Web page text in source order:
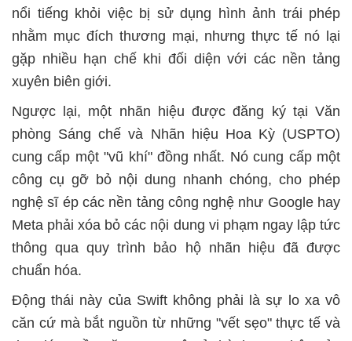
nổi tiếng khỏi việc bị sử dụng hình ảnh trái phép
nhằm mục đích thương mại, nhưng thực tế nó lại
gặp nhiều hạn chế khi đối diện với các nền tảng
xuyên biên giới.
Ngược lại, một nhãn hiệu được đăng ký tại Văn
phòng Sáng chế và Nhãn hiệu Hoa Kỳ (USPTO)
cung cấp một "vũ khí" đồng nhất. Nó cung cấp một
công cụ gỡ bỏ nội dung nhanh chóng, cho phép
nghệ sĩ ép các nền tảng công nghệ như Google hay
Meta phải xóa bỏ các nội dung vi phạm ngay lập tức
thông qua quy trình bảo hộ nhãn hiệu đã được
chuẩn hóa.
Động thái này của Swift không phải là sự lo xa vô
căn cứ mà bắt nguồn từ những "vết sẹo" thực tế và